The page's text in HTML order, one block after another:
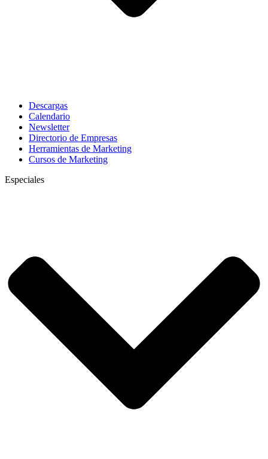
Descargas
Calendario
Newsletter
Directorio de Empresas
Herramientas de Marketing
Cursos de Marketing
Especiales